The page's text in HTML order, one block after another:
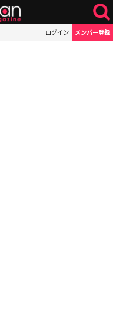
ログイン メンバー登録